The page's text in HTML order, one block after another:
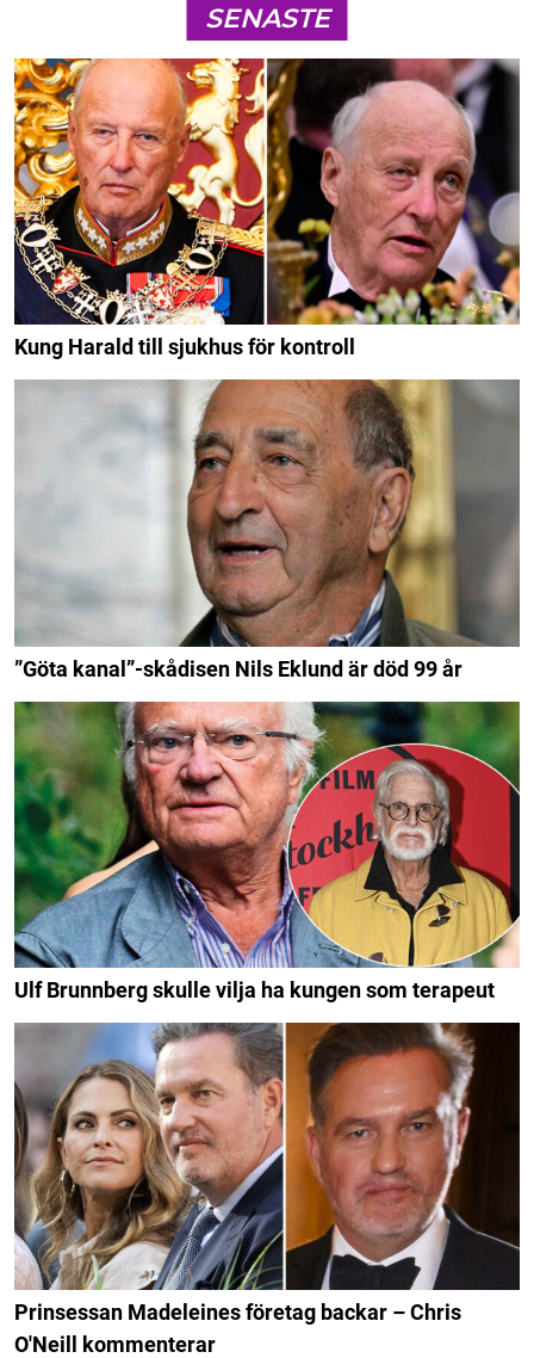
SENASTE
Kung Harald till sjukhus för kontroll
”Göta kanal”-skådisen Nils Eklund är död 99 år
Ulf Brunnberg skulle vilja ha kungen som terapeut
Prinsessan Madeleines företag backar – Chris
O'Neill kommenterar